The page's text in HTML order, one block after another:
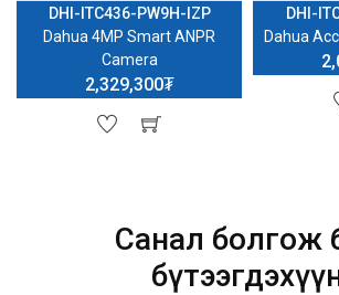
DHI-ITC436-PW9H-IZP
Dahua 4MP Smart ANPR
Camera
2,329,300₮
DHI-
Dahua
Санал болгож